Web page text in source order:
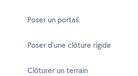
Poser un portail
Poser d'une clôture rigide
Clôturer un terrain